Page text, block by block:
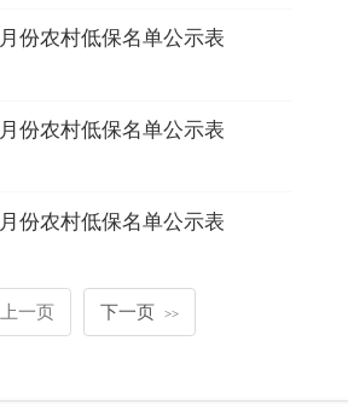
份农村低保名单公示表
份农村低保名单公示表
份农村低保名单公示表
上一页 下一页 >>